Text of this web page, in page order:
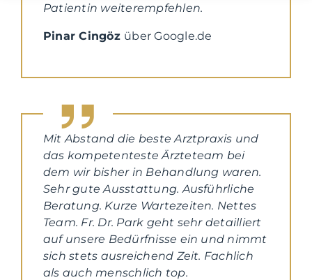
Patientin weiterempfehlen.
Pinar Cingöz über Google.de
Mit Abstand die beste Arztpraxis und
das kompetenteste Ärzteteam bei
dem wir bisher in Behandlung waren.
Sehr gute Ausstattung. Ausführliche
Beratung. Kurze Wartezeiten. Nettes
Team. Fr. Dr. Park geht sehr detailliert
auf unsere Bedürfnisse ein und nimmt
sich stets ausreichend Zeit. Fachlich
als auch menschlich top.